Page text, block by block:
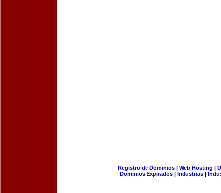
Registro de Dominios| Web Hosting |
Dominios Expirados | Industrias |